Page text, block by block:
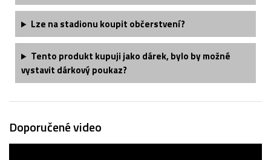
Lze na stadionu koupit občerstvení?
Tento produkt kupuji jako dárek, bylo by možné
vystavit dárkový poukaz?
Doporučené video